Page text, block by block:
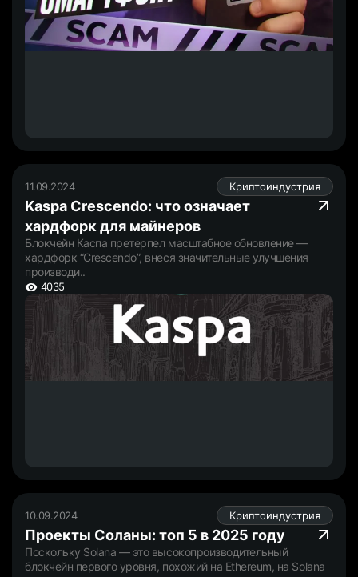
11.09.2024 Криптоиндустрия
Kaspa Crescendo: что означает
хардфорк для майнеров
Блокчейн Каспа претерпел масштабное обновление —
хардфорк “Crescendo”, внеся значительные улучшения
производи..
4035
10.09.2024 Криптоиндустрия
Проекты Соланы: топ 5 в 2025 году
Поскольку Solana — это высокопроизводительный
блокчейн первого уровня, похожий на Ethereum, на Solana